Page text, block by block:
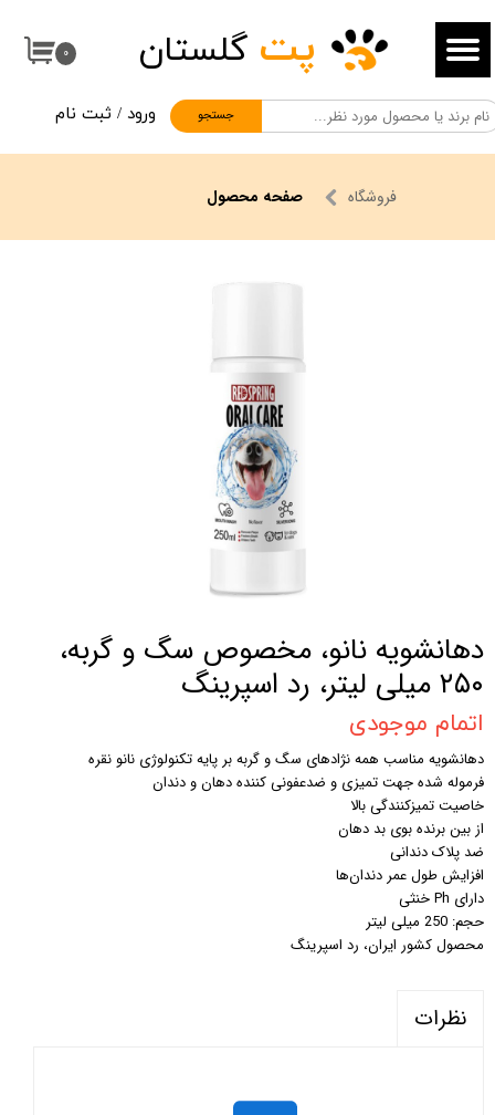
۰
جستجو
پت گلستان
ورود / ثبت نام
حساب کاربری من
تغییر گذر واژه
سفارشات
خروج از حساب کاربری
فروشگاه صفحه محصول
دهانشویه نانو، مخصوص سگ و گربه،
۲۵۰ میلی لیتر، رد اسپرینگ
اتمام موجودی
دهانشویه مناسب همه نژاد‌های سگ و گربه بر پایه تکنولوژی نانو نقره
فرموله شده جهت تمیزی و ضدعفونی کننده دهان و دندان
خاصیت تمیزکنندگی بالا
از بین برنده بوی بد دهان
ضد پلاک دندانی
افزایش طول عمر دندان‌ها
دارای Ph خنثی
حجم: 250 میلی لیتر
محصول کشور ایران، رد اسپرینگ
نظرات